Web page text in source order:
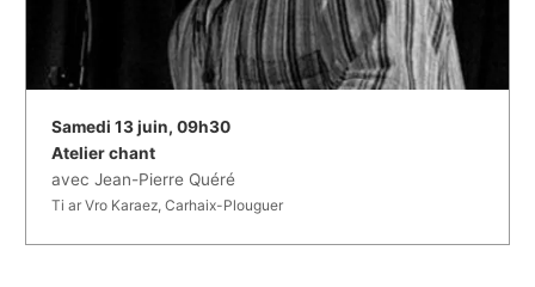
Samedi 13 juin, 09h30
Atelier chant
avec Jean-Pierre Quéré
Ti ar Vro Karaez, Carhaix-Plouguer